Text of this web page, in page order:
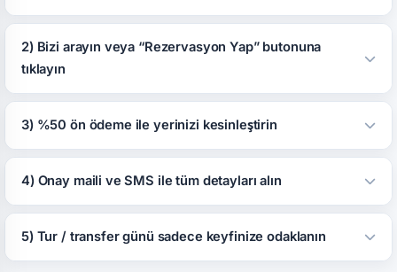
2) Bizi arayın veya “Rezervasyon Yap” butonuna
tıklayın
3) %50 ön ödeme ile yerinizi kesinleştirin
4) Onay maili ve SMS ile tüm detayları alın
5) Tur / transfer günü sadece keyfinize odaklanın